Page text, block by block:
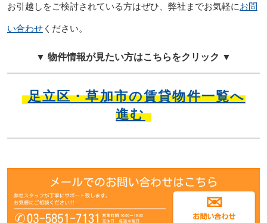
お引越しをご検討されている方はぜひ、弊社までお気軽にお問
い合わせください。
▼ 物件情報が見たい方はこちらをクリック ▼
足立区・草加市の賃貸物件一覧へ
進む